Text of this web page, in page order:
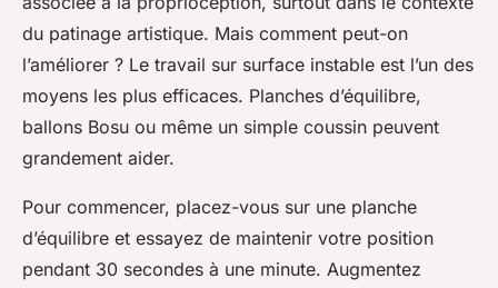
du patinage artistique. Mais comment peut-on
l’améliorer ? Le travail sur surface instable est l’un des
moyens les plus efficaces. Planches d’équilibre,
ballons Bosu ou même un simple coussin peuvent
grandement aider.
Pour commencer, placez-vous sur une planche
d’équilibre et essayez de maintenir votre position
pendant 30 secondes à une minute. Augmentez